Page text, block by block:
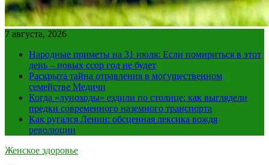
7 августа, 2026
Народные приметы на 31 июля: Если помириться в этот
день – новых ссор год не будет
Раскрыта тайна отравления в могущественном
семействе Медичи
Когда «луноходы» ездили по столице: как выглядели
предки современного наземного транспорта
Как ругался Ленин: обсценная лексика вождя
революции
Женское здоровье